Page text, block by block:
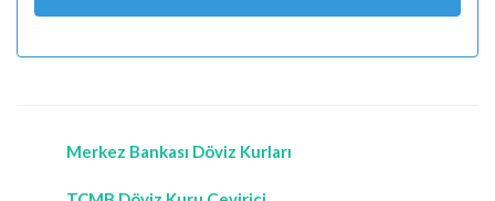
Merkez Bankası Döviz Kurları